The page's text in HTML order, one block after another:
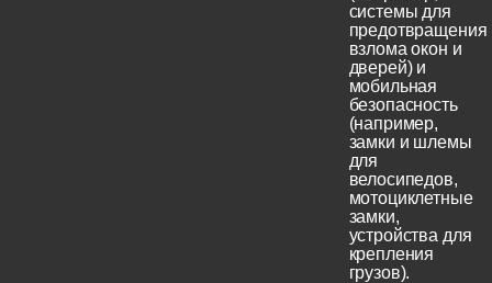
системы для
предотвращения
взлома окон и
дверей) и
мобильная
безопасность
(например,
замки и шлемы
для
велосипедов,
мотоциклетные
замки,
устройства для
крепления
грузов).